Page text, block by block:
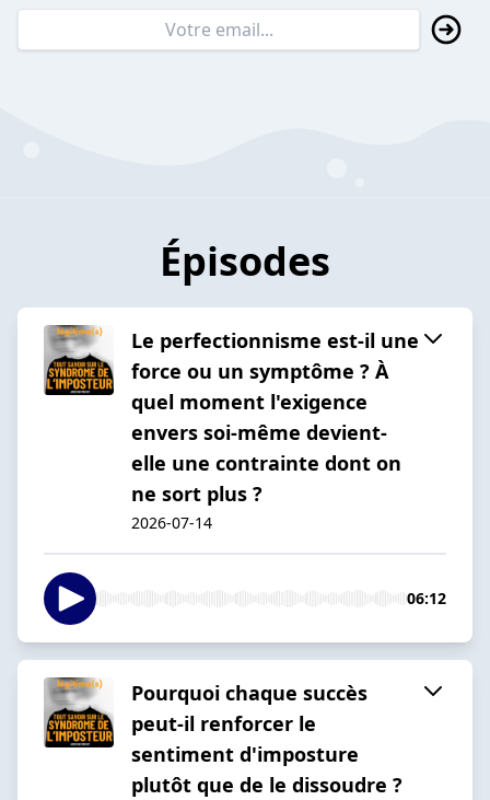
Épisodes
Le perfectionnisme est-il une
force ou un symptôme ? À
quel moment l'exigence
envers soi-même devient-
elle une contrainte dont on
ne sort plus ?
2026-07-14
06:12
Pourquoi chaque succès
peut-il renforcer le
sentiment d'imposture
plutôt que de le dissoudre ?